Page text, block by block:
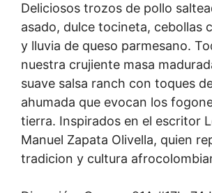
Deliciosos trozos de pollo
asado, dulce tocineta, cebollas
y lluvia de queso parmesano.
nuestra crujiente masa
suave salsa ranch con toques
ahumada que evocan los
tierra. Inspirados en el escritor
Manuel Zapata Olivella, quien
tradicion y cultura